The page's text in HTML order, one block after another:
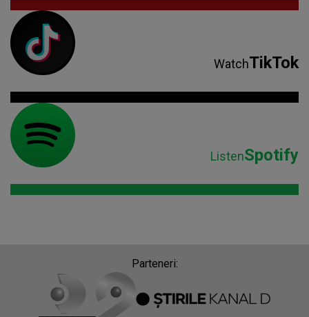
WatchTikTok
ListenSpotify
Parteneri: